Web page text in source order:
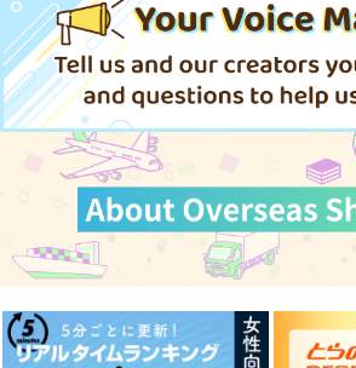
【再販】おば つコレ
クション
あまのじゃく
1,150 円（税込）
伊黒小芭内×甘露寺蜜璃
サンプル
作品詳細
おば つアソート！
850円
伊黒小芭内×甘露寺蜜璃
作品詳細
スターツ出版
1,595円 （税込）
サンプル
作品詳細
スターツ出版
サンプル
作品詳細